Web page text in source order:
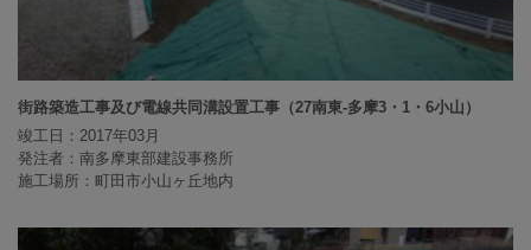
街路築造工事及び電線共同溝設置工事（27南東-多摩3・1・6小山）
竣工日：2017年03月
発注者：南多摩東部建設事務所
施工場所：町田市小山ヶ丘地内